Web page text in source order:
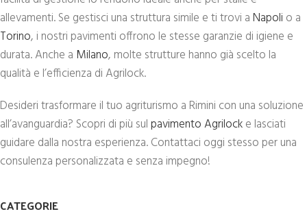
allevamenti. Se gestisci una struttura simile e ti trovi aNapoli o a
Torino, i nostri pavimenti offrono le stesse garanzie di igiene e
durata. Anche a Milano, molte strutture hanno già scelto la
qualità e l’efficienza di Agrilock.
Desideri trasformare il tuo agriturismo a Rimini con una soluzione
all’avanguardia? Scopri di più sulpavimento Agrilocke lasciati
guidare dalla nostra esperienza. Contattaci oggi stesso per una
consulenza personalizzata e senza impegno!
CATEGORIE